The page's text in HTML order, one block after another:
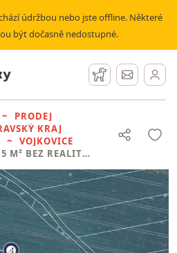
údržbou nebo jste offline. Některé
být dočasně nedostupné.
Hlídací pes
Zprávy
PRODEJ
KRAJ
VOJKOVICE
M² BEZ REALITKY